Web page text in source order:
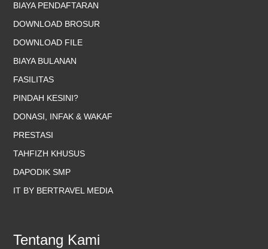
BIAYA PENDAFTARAN
DOWNLOAD BROSUR
DOWNLOAD FILE
BIAYA BULANAN
FASILITAS
PINDAH KESINI?
DONASI, INFAK & WAKAF
PRESTASI
TAHFIZH KHUSUS
DAPODIK SMP
IT BY BERTRAVEL MEDIA
Tentang Kami